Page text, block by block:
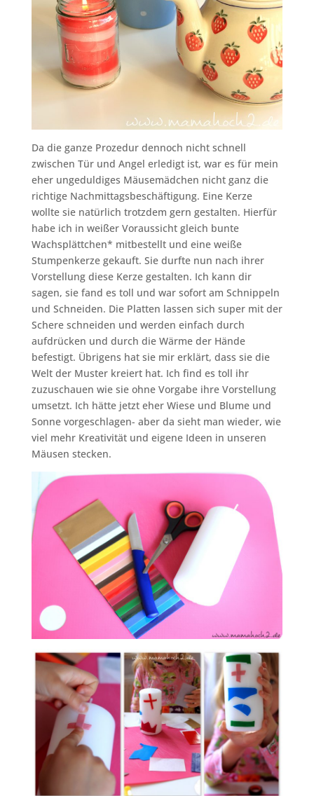
Da die ganze Prozedur dennoch nicht schnell
zwischen Tür und Angel erledigt ist, war es für mein
eher ungeduldiges Mäusemädchen nicht ganz die
richtige Nachmittagsbeschäftigung. Eine Kerze
wollte sie natürlich trotzdem gern gestalten. Hierfür
habe ich in weißer Voraussicht gleich bunte
Wachsplättchen* mitbestellt und eine weiße
Stumpenkerze gekauft. Sie durfte nun nach ihrer
Vorstellung diese Kerze gestalten. Ich kann dir
sagen, sie fand es toll und war sofort am Schnippeln
und Schneiden. Die Platten lassen sich super mit der
Schere schneiden und werden einfach durch
aufdrücken und durch die Wärme der Hände
befestigt. Übrigens hat sie mir erklärt, dass sie die
Welt der Muster kreiert hat. Ich find es toll ihr
zuzuschauen wie sie ohne Vorgabe ihre Vorstellung
umsetzt. Ich hätte jetzt eher Wiese und Blume und
Sonne vorgeschlagen- aber da sieht man wieder, wie
viel mehr Kreativität und eigene Ideen in unseren
Mäusen stecken.